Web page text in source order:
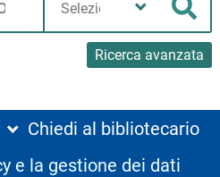
Ricerca avanzata
biblioteca
Chiedi al bibliotecario
e la gestione dei dati